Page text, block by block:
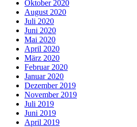
Oktober 2020
August 2020
Juli 2020
Juni 2020
Mai 2020
April 2020
März 2020
Februar 2020
Januar 2020
Dezember 2019
November 2019
Juli 2019
Juni 2019
April 2019